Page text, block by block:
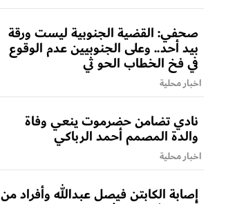
صحفي: القضية الجنوبية ليست ورقة
بيد أحد.. وعلى الجنوبيين عدم الوقوع
في فخ الخطاب الحو ثي
اخبار محلية
نادي تضامن حضرموت ينعي وفاة
والدة المصمم أحمد الرباكي
اخبار محلية
إصابة الكابتن فيصل عبدالله وأفراد من